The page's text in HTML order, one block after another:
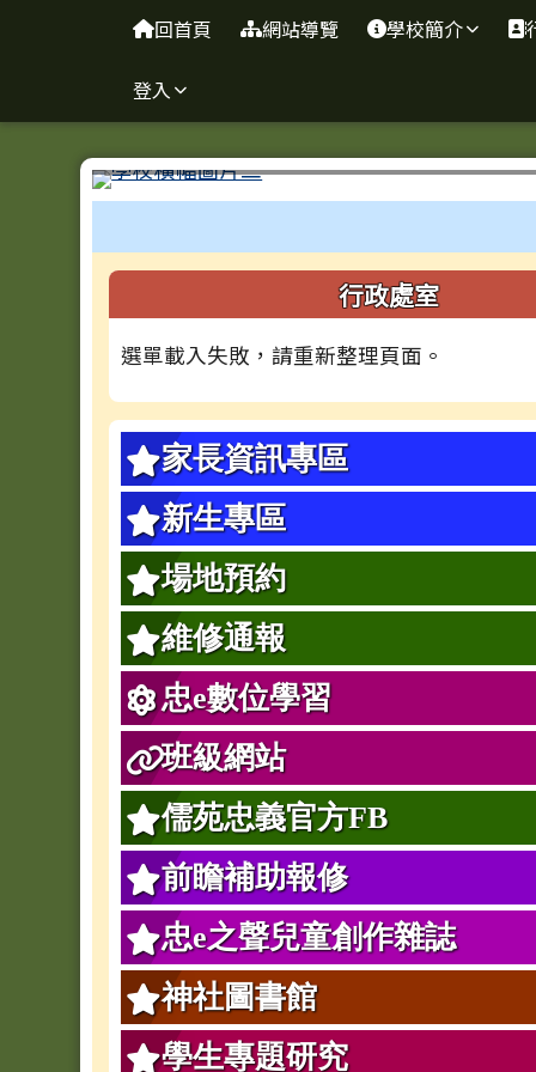
台南市忠義國小全球資
回首頁 網站導覽 學校簡介
登入
左邊區域內容行政處室
選單載入失敗，請重新整理頁面。
家長資訊專區
新生專區
場地預約
維修通報
忠e數位學習
班級網站
儒苑忠義官方FB
前瞻補助報修
忠e之聲兒童創作雜誌
神社圖書館
學生專題研究
頁尾區域